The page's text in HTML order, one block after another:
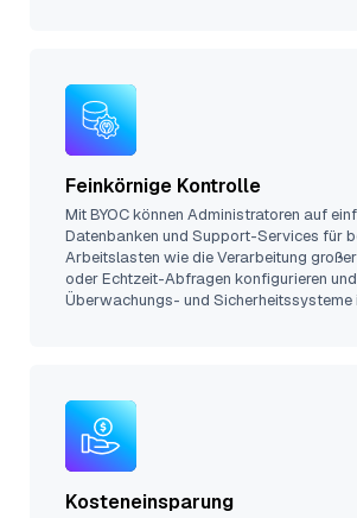
Feinkörnige Kontrolle
Mit BYOC können Administratoren auf
Datenbanken und Support-Services für
Arbeitslasten wie die Verarbeitung
oder Echtzeit-Abfragen konfigurieren
Überwachungs- und Sicherheitssysteme
Kosteneinsparung